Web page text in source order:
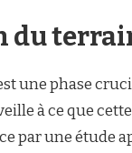
du
une phase
à ce que
par une étude